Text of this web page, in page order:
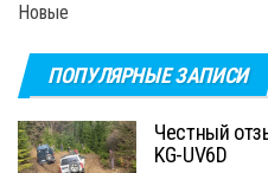
Новые
ПОПУЛЯРНЫЕ ЗАПИСИ
Честный
KG-UV6D